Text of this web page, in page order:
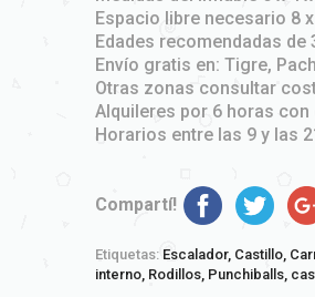
Espacio libre necesario 8
Edades recomendadas de
Envío gratis en: Tigre,
Otras zonas consultar
Alquileres por 6 horas
Horarios entre las 9 y las
Compartí!
Etiquetas: Escalador, Castillo,
interno, Rodillos, Punchiballs,